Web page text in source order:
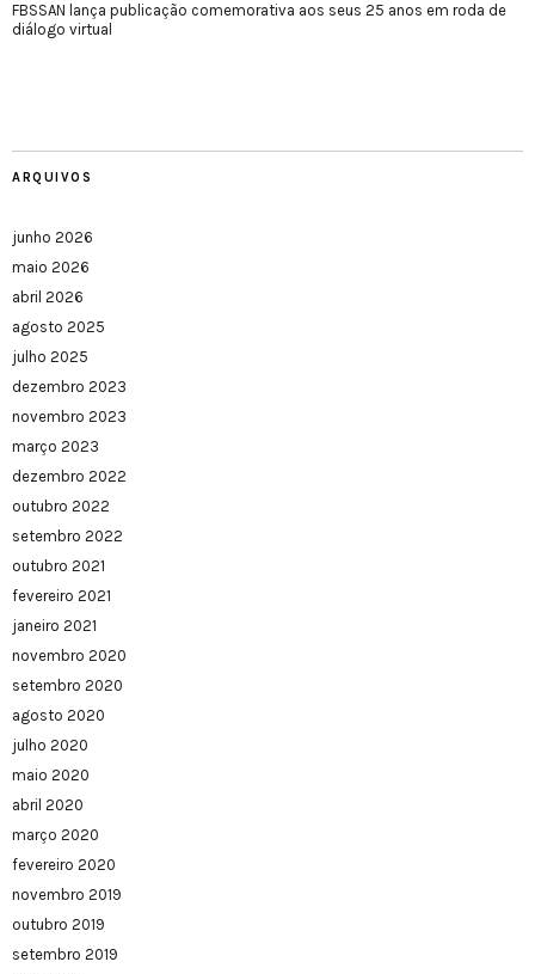
FBSSAN lança publicação comemorativa aos seus 25 anos em roda de
diálogo virtual
ARQUIVOS
junho 2026
maio 2026
abril 2026
agosto 2025
julho 2025
dezembro 2023
novembro 2023
março 2023
dezembro 2022
outubro 2022
setembro 2022
outubro 2021
fevereiro 2021
janeiro 2021
novembro 2020
setembro 2020
agosto 2020
julho 2020
maio 2020
abril 2020
março 2020
fevereiro 2020
novembro 2019
outubro 2019
setembro 2019